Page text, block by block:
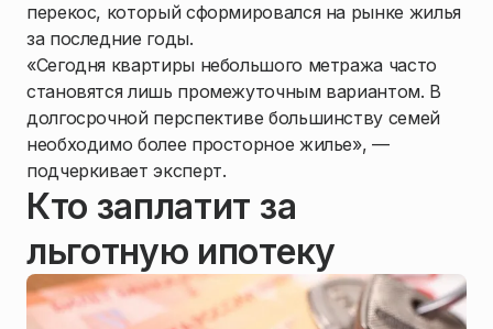
перекос, который сформировался на рынке жилья
за последние годы.
«Сегодня квартиры небольшого метража часто
становятся лишь промежуточным вариантом. В
долгосрочной перспективе большинству семей
необходимо более просторное жилье», —
подчеркивает эксперт.
Кто заплатит за
льготную ипотеку